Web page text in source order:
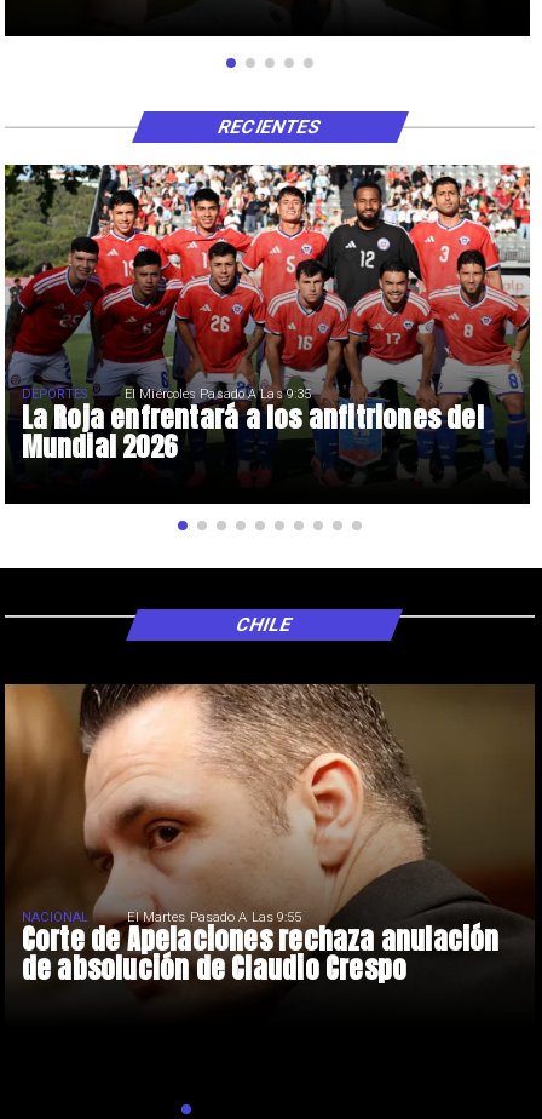
La Roja enfrentará a los anfitriones del
Mundial 2026
DEPORTES El Miércoles Pasado A Las 9:35
RECIENTES
Corte de Apelaciones rechaza anulación
de absolución de Claudio Crespo
NACIONAL El Martes Pasado A Las 9:55
CHILE